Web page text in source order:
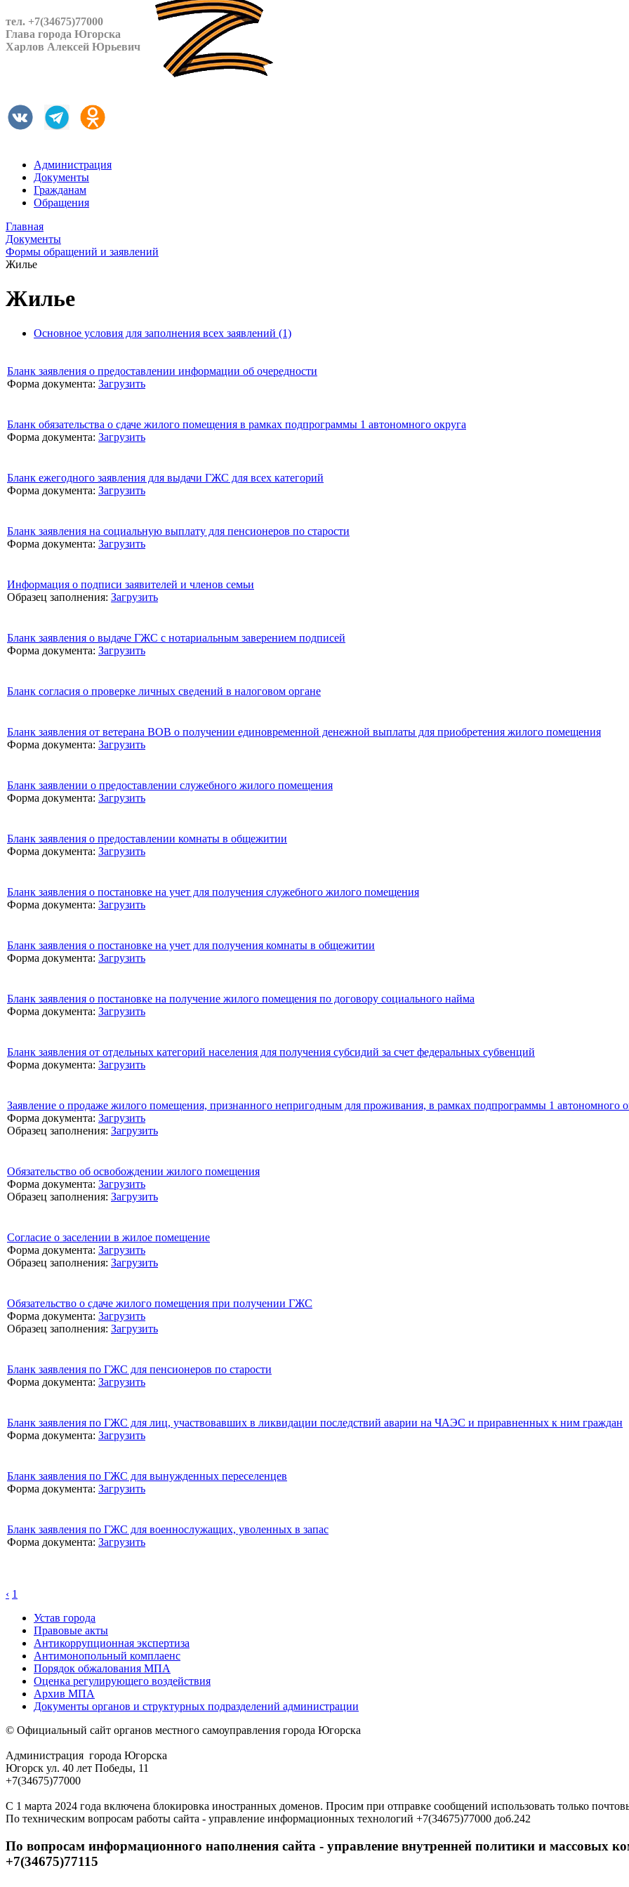
тел. +7(34675)77000
Глава города Югорска
Харлов Алексей Юрьевич
Администрация
Документы
Гражданам
Обращения
Главная
Документы
Формы обращений и заявлений
Жилье
Жилье
Основное условия для заполнения всех заявлений (1)
Бланк заявления о предоставлении информации об очередности
Форма документа: Загрузить
Бланк обязательства о сдаче жилого помещения в рамках подпрограммы 1 автономного округа
Форма документа: Загрузить
Бланк ежегодного заявления для выдачи ГЖС для всех категорий
Форма документа: Загрузить
Бланк заявления на социальную выплату для пенсионеров по старости
Форма документа: Загрузить
Информация о подписи заявителей и членов семьи
Образец заполнения: Загрузить
Бланк заявления о выдаче ГЖС с нотариальным заверением подписей
Форма документа: Загрузить
Бланк согласия о проверке личных сведений в налоговом органе
Бланк заявления от ветерана ВОВ о получении единовременной денежной выплаты для приобретения жилого помещения
Форма документа: Загрузить
Бланк заявлении о предоставлении служебного жилого помещения
Форма документа: Загрузить
Бланк заявления о предоставлении комнаты в общежитии
Форма документа: Загрузить
Бланк заявления о постановке на учет для получения служебного жилого помещения
Форма документа: Загрузить
Бланк заявления о постановке на учет для получения комнаты в общежитии
Форма документа: Загрузить
Бланк заявления о постановке на получение жилого помещения по договору социального найма
Форма документа: Загрузить
Бланк заявления от отдельных категорий населения для получения субсидий за счет федеральных субвенций
Форма документа: Загрузить
Заявление о продаже жилого помещения, признанного непригодным для проживания, в рамках подпрограммы 1 автономного
Форма документа: Загрузить
Образец заполнения: Загрузить
Обязательство об освобождении жилого помещения
Форма документа: Загрузить
Образец заполнения: Загрузить
Согласие о заселении в жилое помещение
Форма документа: Загрузить
Образец заполнения: Загрузить
Обязательство о сдаче жилого помещения при получении ГЖС
Форма документа: Загрузить
Образец заполнения: Загрузить
Бланк заявления по ГЖС для пенсионеров по старости
Форма документа: Загрузить
Бланк заявления по ГЖС для лиц, участвовавших в ликвидации последствий аварии на ЧАЭС и приравненных к ним граждан
Форма документа: Загрузить
Бланк заявления по ГЖС для вынужденных переселенцев
Форма документа: Загрузить
Бланк заявления по ГЖС для военнослужащих, уволенных в запас
Форма документа: Загрузить
‹ 1
Устав города
Правовые акты
Антикоррупционная экспертиза
Антимонопольный комплаенс
Порядок обжалования МПА
Оценка регулирующего воздействия
Архив МПА
Документы органов и структурных подразделений администрации
© Официальный сайт органов местного самоуправления города Югорска
Администрация города Югорска
Югорск ул. 40 лет Победы, 11
+7(34675)77000
С 1 марта 2024 года включена блокировка иностранных доменов. Просим при отправке сообщений использовать только
По техническим вопросам работы сайта - управление информационных технологий +7(34675)77000 доб.242
По вопросам информационного наполнения сайта - управление внутренней политики и массовых
+7(34675)77115